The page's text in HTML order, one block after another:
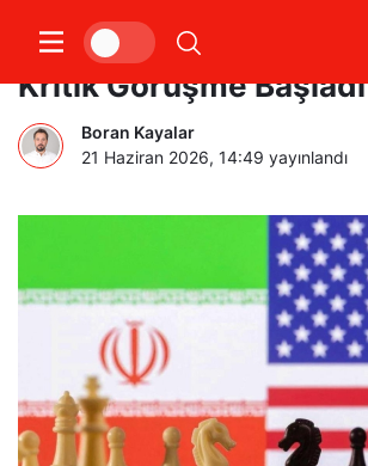
İran ve ABD Arasında
Kritik Görüşme Başladı
Boran Kayalar
21 Haziran 2026, 14:49 yayınlandı